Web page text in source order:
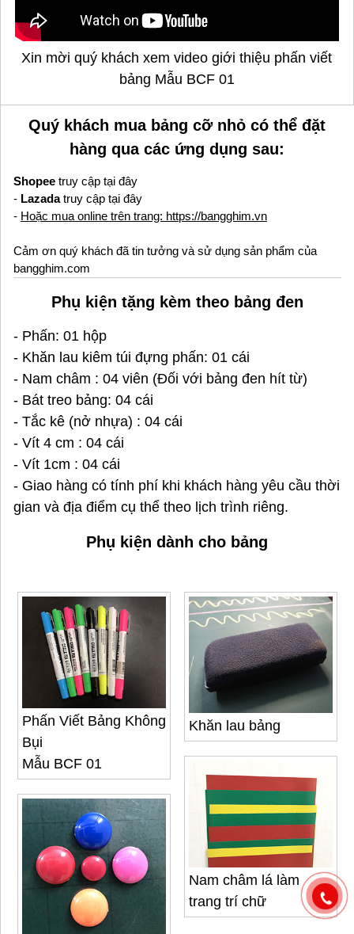
Xin mời quý khách xem video giới thiệu phấn viết
bảng Mẫu BCF 01
Quý khách mua bảng cỡ nhỏ có thể đặt
hàng qua các ứng dụng sau:
Shopee truy cập tại đây
- Lazadatruy cập tại đây
- Hoặc mua online trên trang: https://bangghim.vn
Cảm ơn quý khách đã tin tưởng và sử dụng sản phẩm của
bangghim.com
Phụ kiện tặng kèm theo bảng đen
- Phấn: 01 hộp
- Khăn lau kiêm túi đựng phấn: 01 cái
- Nam châm : 04 viên (Đối với bảng đen hít từ)
- Bát treo bảng: 04 cái
- Tắc kê (nở nhựa) : 04 cái
- Vít 4 cm : 04 cái
- Vít 1cm : 04 cái
- Giao hàng có tính phí khi khách hàng yêu cầu thời
gian và địa điểm cụ thể theo lịch trình riêng.
Phụ kiện dành cho bảng
Phấn Viết Bảng Không
Bụi
Mẫu BCF 01
Khăn lau bảng
Nam châm lá làm
trang trí chữ